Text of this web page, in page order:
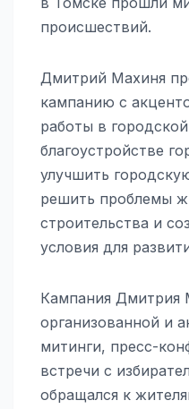
происшествий.
Дмитрий Махиня
кампанию с
работы в
благоустройстве
улучшить
решить проблемы
строительства и
условия для
Кампания Дмитрия
организованной и
митинги, пресс-
встречи с
обращался к